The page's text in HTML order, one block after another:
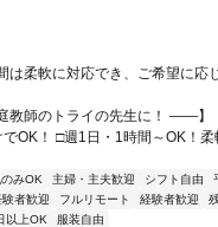
は柔軟に対応でき、ご希望に応
教師のトライの先生に！ ――
OK！ □週1日・1時間～OK！柔
みOK 主婦・主夫歓迎 シフト自由
者歓迎 フルリモート 経験者歓迎
以上OK 服装自由